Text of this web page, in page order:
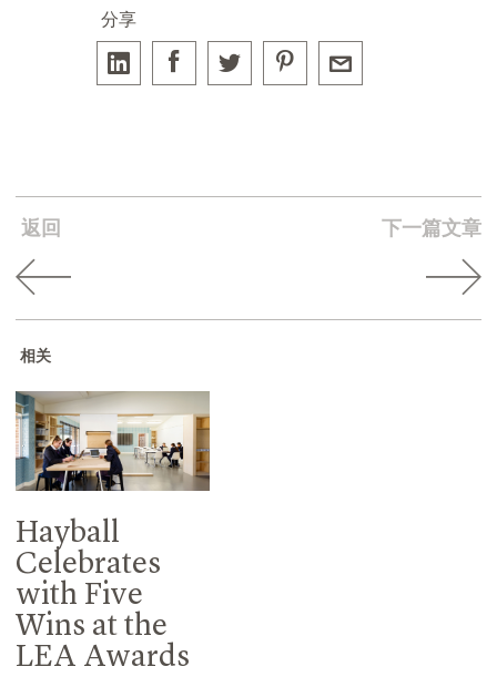
分享
返回 下一篇文章
相关
Hayball
Celebrates
with Five
Wins at the
LEA Awards